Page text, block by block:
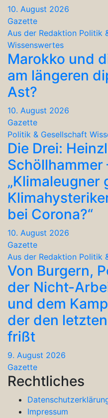
10. August 2026
Gazette
Aus der Redaktion Politik
Wissenswertes
Marokko und
am längeren
Ast?
10. August 2026
Gazette
Politik & Gesellschaft
Die Drei:
Schöllhammer
„Klimaleugner
bei Corona?“
10. August 2026
Gazette
Aus der Redaktion Politik
Von Burgern,
der Nicht-
und dem
der den
frißt
9. August 2026
Gazette
Rechtliches
Impressum